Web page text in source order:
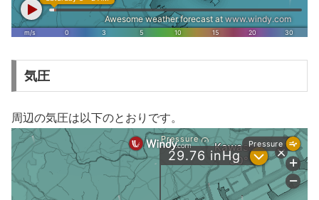
気圧
周辺の気圧は以下のとおりです。